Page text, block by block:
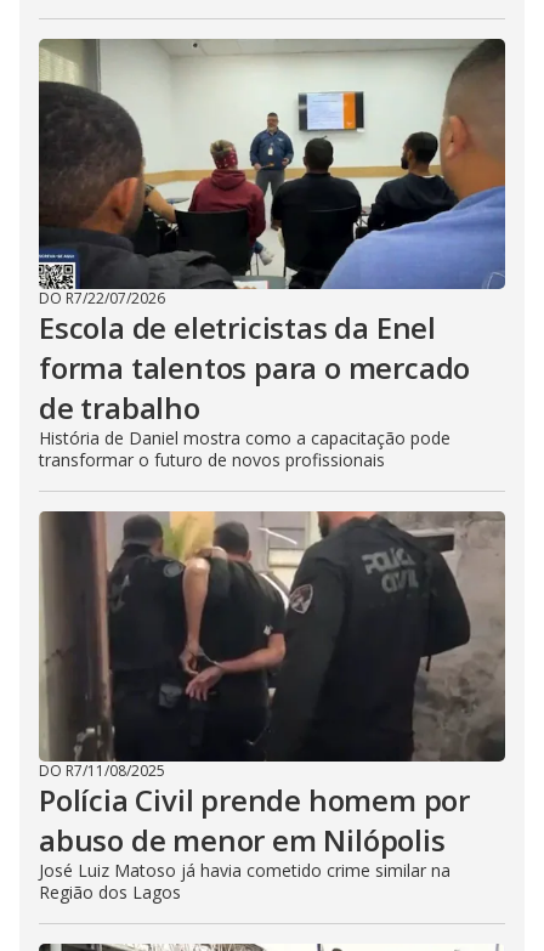
DO R7/22/07/2026
Escola de eletricistas da Enel
forma talentos para o mercado
de trabalho
História de Daniel mostra como a capacitação pode
transformar o futuro de novos profissionais
DO R7/11/08/2025
Polícia Civil prende homem por
abuso de menor em Nilópolis
José Luiz Matoso já havia cometido crime similar na
Região dos Lagos